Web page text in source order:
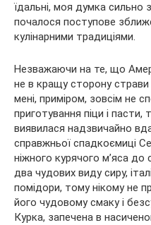
їдальні, моя думка сильно
почалося поступове
кулінарними традиціями.
Незважаючи на те, що
не в кращу сторону страви
мені, приміром, зовсім не
приготування піци і
виявилася надзвичайно
справжньої спадкоємиці
ніжного курячого м’яса до
два чудових виду сиру,
помідори, тому нікому не
його чудовому смаку і
Курка, запечена в